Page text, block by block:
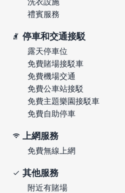
禮賓服務
停車和交通接駁
露天停車位
免費賭場接駁車
免費機場交通
免費公車站接駁
免費主題樂園接駁車
免費自助停車
上網服務
免費無線上網
其他服務
附近有賭場